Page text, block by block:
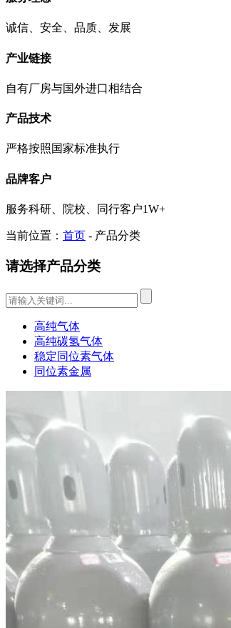
诚信、安全、品质、发展
产业链接
自有厂房与国外进口相结合
产品技术
严格按照国家标准执行
品牌客户
服务科研、院校、同行客户1W+
当前位置： 首页 - 产品分类
请选择产品分类
高纯气体
高纯碳氢气体
稳定同位素气体
同位素金属